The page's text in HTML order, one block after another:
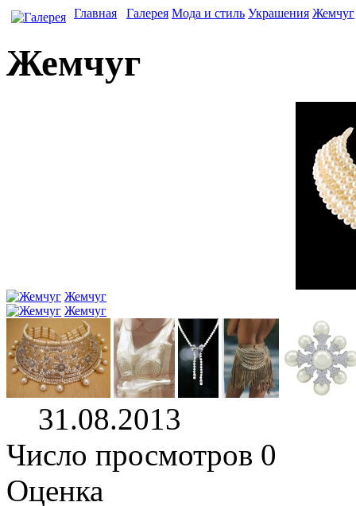
Главная Галерея Мода и стиль Украшения Жемчуг
Жемчуг
Жемчуг
Жемчуг
31.08.2013
Число просмотров 0
Оценка